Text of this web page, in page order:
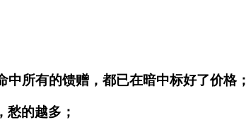
所有的馈赠，都已在暗中标好了价格；
的越多；